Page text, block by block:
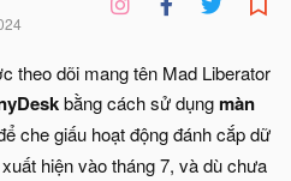
theo dõi mang tên Mad Liberator
bằng cách sử dụngmàn
che giấu hoạt động đánh cắp dữ
hiện vào tháng 7, và dù chưa